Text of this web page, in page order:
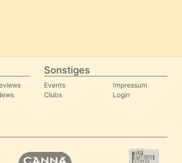
Sonstiges
Events
Clubs
Impressum
Login